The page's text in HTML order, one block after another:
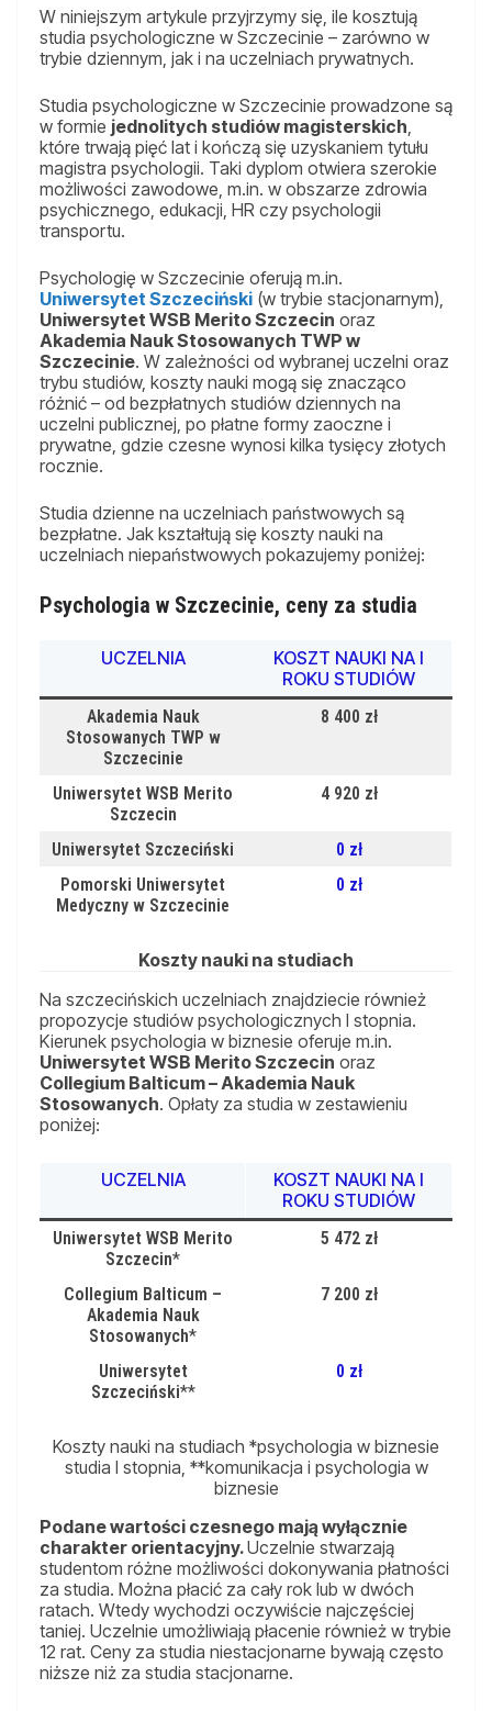
W niniejszym artykule przyjrzymy się, ile kosztują
studia psychologiczne w Szczecinie – zarówno w
trybie dziennym, jak i na uczelniach prywatnych.
Studia psychologiczne w Szczecinie prowadzone są
w formie jednolitych studiów magisterskich,
które trwają pięć lat i kończą się uzyskaniem tytułu
magistra psychologii. Taki dyplom otwiera szerokie
możliwości zawodowe, m.in. w obszarze zdrowia
psychicznego, edukacji, HR czy psychologii
transportu.
Psychologię w Szczecinie oferują m.in.
Uniwersytet Szczeciński (w trybie stacjonarnym),
Uniwersytet WSB Merito Szczecin oraz
Akademia Nauk Stosowanych TWP w
Szczecinie. W zależności od wybranej uczelni oraz
trybu studiów, koszty nauki mogą się znacząco
różnić – od bezpłatnych studiów dziennych na
uczelni publicznej, po płatne formy zaoczne i
prywatne, gdzie czesne wynosi kilka tysięcy złotych
rocznie.
Studia dzienne na uczelniach państwowych są
bezpłatne. Jak kształtują się koszty nauki na
uczelniach niepaństwowych pokazujemy poniżej:
Psychologia w Szczecinie, ceny za studia
UCZELNIA
KOSZT NAUKI NA I
ROKU STUDIÓW
Akademia Nauk
Stosowanych TWP w
Szczecinie
8 400 zł
Uniwersytet WSB Merito
Szczecin
4 920 zł
Uniwersytet Szczeciński
0 zł
Pomorski Uniwersytet
Medyczny w Szczecinie
0 zł
Koszty nauki na studiach
Na szczecińskich uczelniach znajdziecie również
propozycje studiów psychologicznych I stopnia.
Kierunek psychologia w biznesie oferuje m.in.
Uniwersytet WSB Merito Szczecin oraz
Collegium Balticum – Akademia Nauk
Stosowanych. Opłaty za studia w zestawieniu
poniżej:
UCZELNIA
KOSZT NAUKI NA I
ROKU STUDIÓW
Uniwersytet WSB Merito
Szczecin*
5 472 zł
Collegium Balticum –
Akademia Nauk
Stosowanych*
7 200 zł
Uniwersytet
Szczeciński**
0 zł
Koszty nauki na studiach *psychologia w biznesie
studia I stopnia, **komunikacja i psychologia w
biznesie
Podane wartości czesnego mają wyłącznie
charakter orientacyjny.Uczelnie stwarzają
studentom różne możliwości dokonywania płatności
za studia. Można płacić za cały rok lub w dwóch
ratach. Wtedy wychodzi oczywiście najczęściej
taniej. Uczelnie umożliwiają płacenie również w trybie
12 rat. Ceny za studia niestacjonarne bywają często
niższe niż za studia stacjonarne.